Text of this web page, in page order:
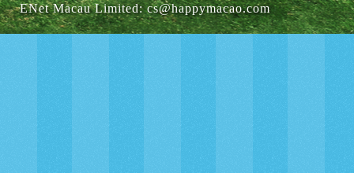
ENet Macau Limited:cs@happymacao.com